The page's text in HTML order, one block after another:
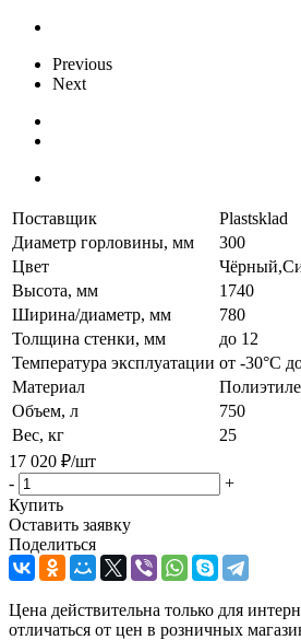
Previous
Next
Поставщик
Plastsklad
Диаметр горловины, мм
300
Цвет
Высота, мм
1740
Ширина/диаметр, мм
780
Толщина стенки, мм
до 12
Температура эксплуатации от -30°C
Материал
Объем, л
750
Вес, кг
25
17 020 ₽/шт
-
+
Купить
Оставить заявку
Поделиться
Цена действительна только для
отличаться от цен в розничных